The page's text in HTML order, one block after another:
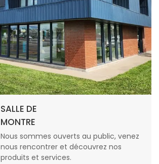
SALLE DE
MONTRE
Nous sommes ouverts au public, venez
nous rencontrer et découvrez nos
produits et services.